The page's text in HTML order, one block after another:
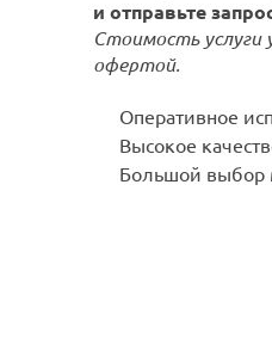
и отправьте
Стоимость услуги
офертой.
Оперативное
Высокое
Большой выбор